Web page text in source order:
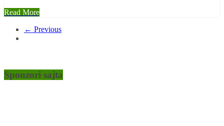
Read More
← Previous
Sponzori sajta